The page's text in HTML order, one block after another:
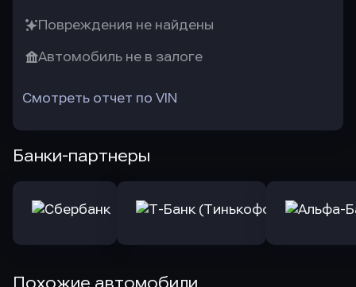
Повреждения не найдены
Автомобиль не в залоге
Смотреть отчет по VIN
Банки-партнеры
Похожие автомобили